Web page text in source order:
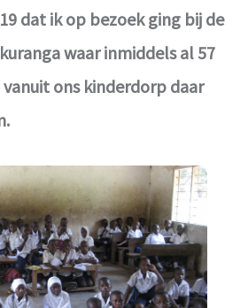
dat ik op bezoek ging bij de
waar inmiddels al 57
ons kinderdorp daar